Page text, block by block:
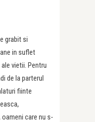
grabit si
in suflet
vietii. Pentru
de la parterul
fiinte
care nu s-